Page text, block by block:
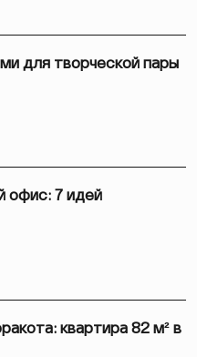
для творческой пары
офис: 7 идей
квартира 82 м² в